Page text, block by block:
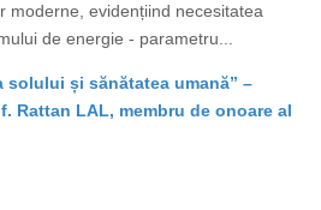
moderne, evidențiind necesitatea
de energie - parametru...
solului și sănătatea umană” –
Rattan LAL, membru de onoare al